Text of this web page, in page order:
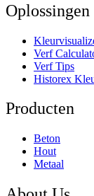
Oplossingen
Verf
Verf Tips
Historex
Producten
Beton
Hout
Metaal